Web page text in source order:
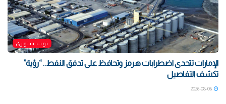
توب ستوري
الإمارات تتحدى اضطرابات هرمز وتحافظ على تدفق النفط.. “رؤية”
تكشف التفاصيل